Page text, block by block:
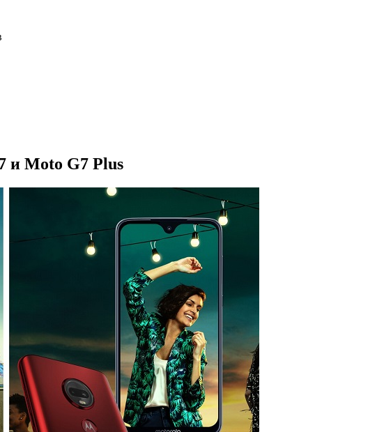
и Moto G7 Plus